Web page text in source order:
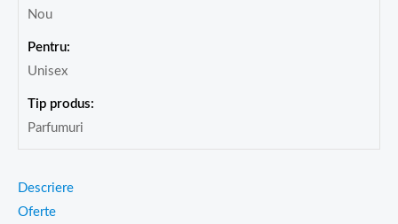
Nou
Pentru:
Unisex
Tip produs:
Parfumuri
Descriere
Oferte